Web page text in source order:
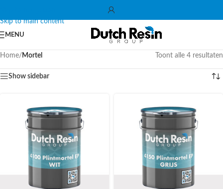
Skip to main content
MENU
Home/ Mortel Toont alle 4 resultaten
Show sidebar